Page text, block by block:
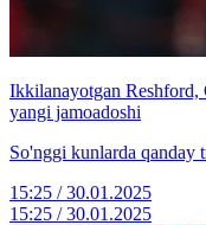
Ikkilanayotgan Reshford,
yangi jamoadoshi
So'nggi kunlarda qanday
15:25 / 30.01.2025
15:25 / 30.01.2025